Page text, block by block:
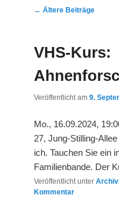
Beitragsnavigation
← Ältere Beiträge
VHS-Kurs:
Veröffentlicht am9.
Mo., 16.09.2024,
27, Jung-Stilling-
ich. Tauchen Sie ein
Familienbande. Der
Veröffentlicht unter
Kommentar